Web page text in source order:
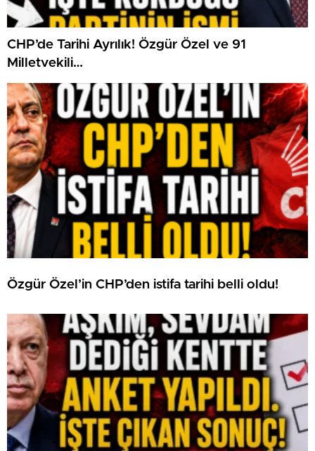
CHP’de Tarihi Ayrılık! Özgür Özel ve 91
Milletvekili…
Özgür Özel’in CHP’den istifa tarihi belli oldu!